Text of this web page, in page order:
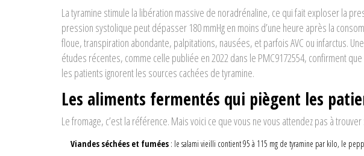
La tyramine stimule la libération massive de noradrénaline, ce qui fait exploser la
pression systolique peut dépasser 180 mmHg en moins d’une heure après la
floue, transpiration abondante, palpitations, nausées, et parfois AVC ou infarctus.
études récentes, comme celle publiée en 2022 dans le PMC9172554, confirment
les patients ignorent les sources cachées de tyramine.
Les aliments fermentés qui piègent les
Le fromage, c’est la référence. Mais voici ce que vous ne vous attendez pas à trouver :
Viandes séchées et fumées : le salami vieilli contient 95 à 115 mg de tyramine par kilo, le